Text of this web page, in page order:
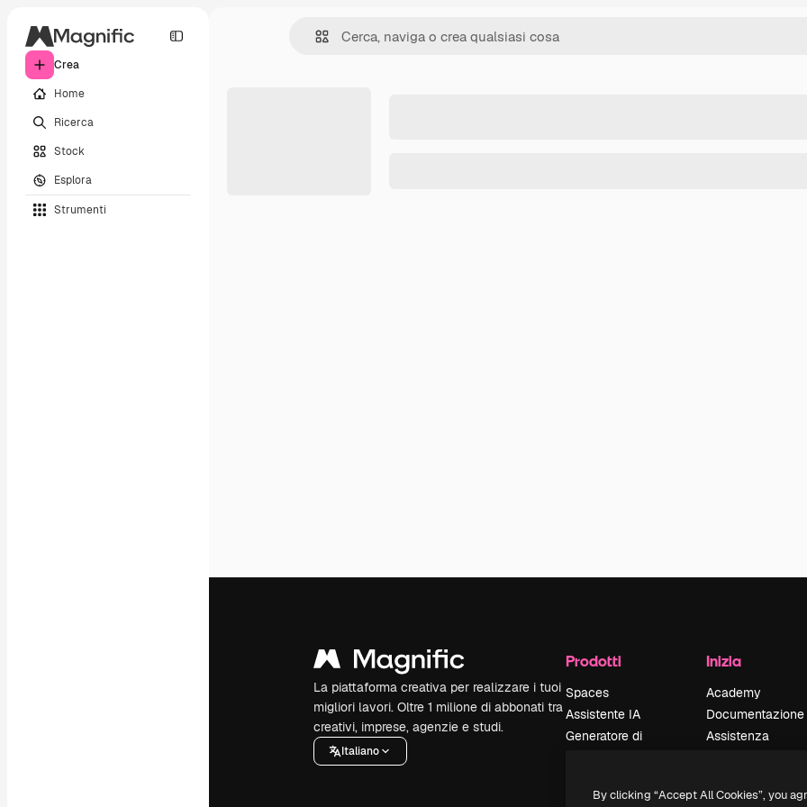
Crea
Home
Ricerca
Stock
Esplora
Strumenti
La piattaforma creativa per realizzare i tuoi
migliori lavori. Oltre 1 milione di abbonati tra
creativi, imprese, agenzie e studi.
Italiano
Prodotti
Spaces
Assistente IA
Generatore di
Inizia
Academy
Documentazione
Assistenza
Politica sulla
By clicking “Accept All Cookies”, you